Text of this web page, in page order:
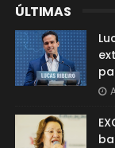
ÚLTIMAS